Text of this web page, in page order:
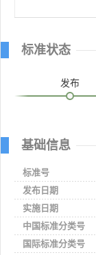
标准状态
发布
基础信息
标准号
发布日期
实施日期
中国标准分类号
国际标准分类号